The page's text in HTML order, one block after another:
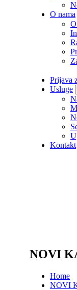
O nama
Prijava
Usluge
Kontakt
NOVI
Home
NOVI